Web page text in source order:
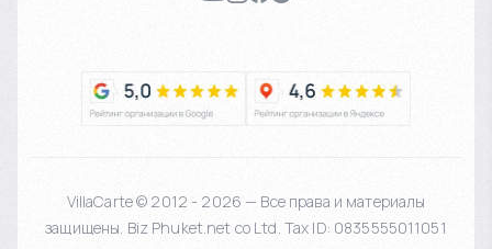
VillaCarte © 2012 - 2026 — Все права и материалы
защищены. Biz Phuket.net co Ltd. Tax ID: 0835555011051